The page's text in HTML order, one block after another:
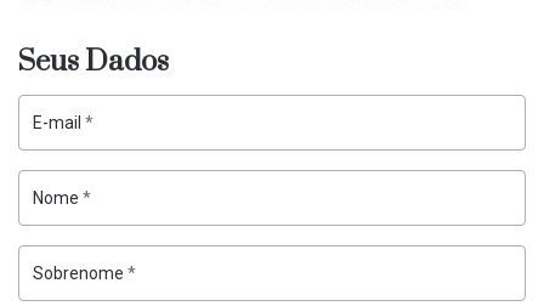
Seus Dados
E-mail *
Nome *
Sobrenome *